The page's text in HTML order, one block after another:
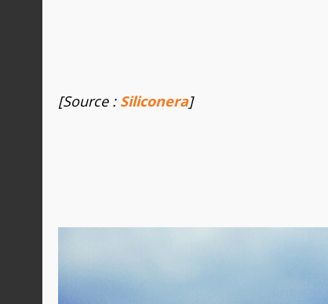
[Source : Siliconera]